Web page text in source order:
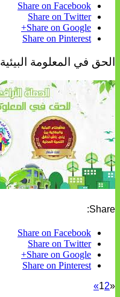
Share on Facebook
Share on Twitter
Share on Google+
Share on Pinterest
الحق في المعلومة البيئية
Share:
Share on Facebook
Share on Twitter
Share on Google+
Share on Pinterest
«
12
»